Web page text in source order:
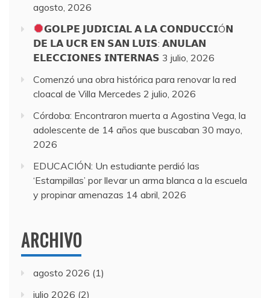
agosto, 2026
𝗚𝗢𝗟𝗣𝗘 𝗝𝗨𝗗𝗜𝗖𝗜𝗔𝗟 𝗔 𝗟𝗔 𝗖𝗢𝗡𝗗𝗨𝗖𝗖𝗜Ó𝗡
𝗗𝗘 𝗟𝗔 𝗨𝗖𝗥 𝗘𝗡 𝗦𝗔𝗡 𝗟𝗨𝗜𝗦: 𝗔𝗡𝗨𝗟𝗔𝗡
𝗘𝗟𝗘𝗖𝗖𝗜𝗢𝗡𝗘𝗦 𝗜𝗡𝗧𝗘𝗥𝗡𝗔𝗦 3 julio, 2026
Comenzó una obra histórica para renovar la red
cloacal de Villa Mercedes 2 julio, 2026
Córdoba: Encontraron muerta a Agostina Vega, la
adolescente de 14 años que buscaban 30 mayo,
2026
EDUCACIÓN: Un estudiante perdió las
‘Estampillas’ por llevar un arma blanca a la escuela
y propinar amenazas 14 abril, 2026
ARCHIVO
agosto 2026 (1)
julio 2026 (2)